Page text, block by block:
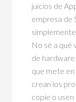
juicios de
empresa de
No sé a qué
de hardware
que mete en
crean los
copie o usen